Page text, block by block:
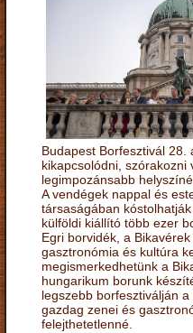
Budapest Borfesztivál 28.
kikapcsolódni,
legimpozánsabb
A vendégek nappal és
társaságában
külföldi kiállító több ezer
Egri borvidék, a
gasztronómia és kultúra
megismerkedhetünk a
hungarikum borunk
legszebb borfesztiválján
gazdag zenei és
felejthetetlenné.